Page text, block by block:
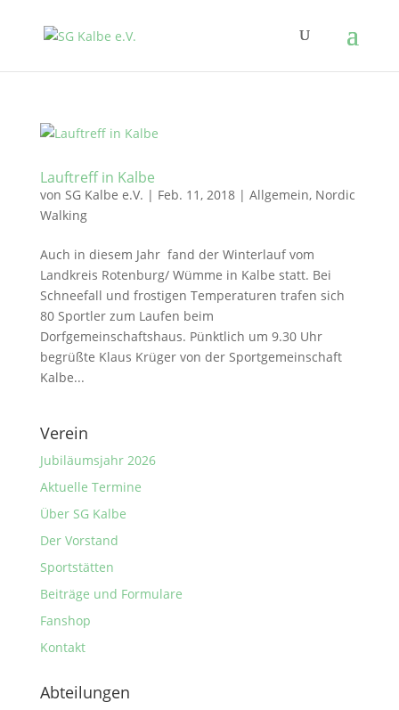
Lauftreff in Kalbe
von SG Kalbe e.V. | Feb. 11, 2018| Allgemein, Nordic
Walking
Auch in diesem Jahr fand der Winterlauf vom
Landkreis Rotenburg/ Wümme in Kalbe statt. Bei
Schneefall und frostigen Temperaturen trafen sich
80 Sportler zum Laufen beim
Dorfgemeinschaftshaus. Pünktlich um 9.30 Uhr
begrüßte Klaus Krüger von der Sportgemeinschaft
Kalbe...
Verein
Jubiläumsjahr 2026
Aktuelle Termine
Über SG Kalbe
Der Vorstand
Sportstätten
Beiträge und Formulare
Fanshop
Kontakt
Abteilungen